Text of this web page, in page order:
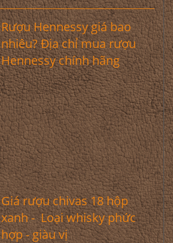
Rượu Hennessy giá bao
nhiêu? Địa chỉ mua rượu
Hennessy chính hãng
Giá rượu chivas 18 hộp
xanh - Loại whisky phức
hợp - giàu vị